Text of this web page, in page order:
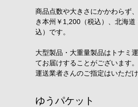
商品点数や大きさにかかわらず
き本州￥1,200（税込）、北海
込）です。
大型製品・大重量製品はトナミ
てお届けすることがございます。
運送業者さんのご指定はいただけ
ゆうパケット